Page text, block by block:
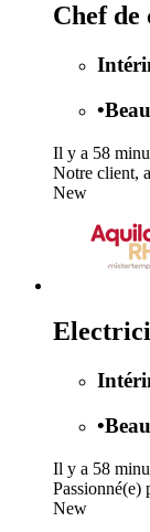
Chef
•
Il y a 58
Notre client,
New
•
Il y a 58
Passionné(e)
New